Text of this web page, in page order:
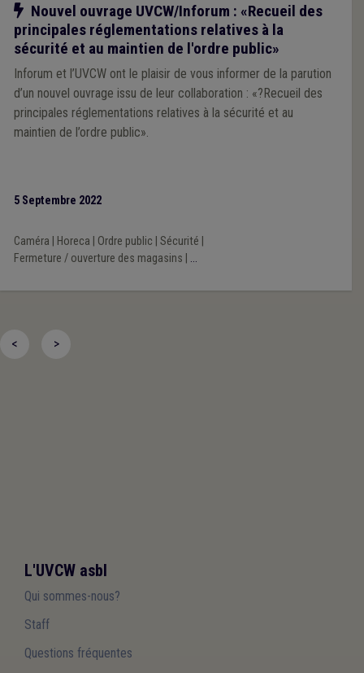
Notre action
Nouvel ouvrage UVCW/Inforum : «Recueil des
principales réglementations relatives à la
sécurité et au maintien de l'ordre public»
Inforum et l’UVCW ont le plaisir de vous informer de la parution
d’un nouvel ouvrage issu de leur collaboration : «?Recueil des
principales réglementations relatives à la sécurité et au
maintien de l’ordre public».
5 Septembre 2022
Caméra Horeca Ordre public Sécurité
Fermeture / ouverture des magasins
...
< >
L'UVCW asbl
Qui sommes-nous?
Staff
Questions fréquentes